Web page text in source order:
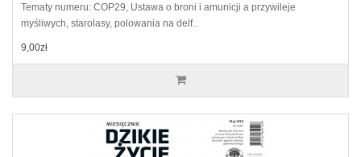
Tematy numeru: COP29, Ustawa o broni i amunicji a przywileje
myśliwych, starolasy, polowania na delf..
9,00zł